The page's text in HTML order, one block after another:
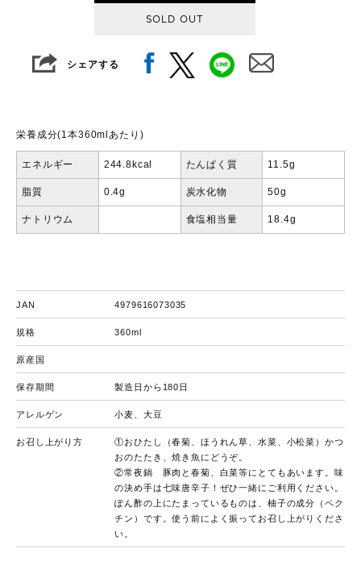
SOLD OUT
シェアする
栄養成分(1本360mlあたり)
エネルギー 244.8kcal たんぱく質 11.5g
脂質 0.4g 炭水化物 50g
ナトリウム 食塩相当量 18.4g
JAN 4979616073035
規格 360ml
原産国
保存期間 製造日から180日
アレルゲン 小麦、大豆
お召し上がり方
①おひたし（春菊、ほうれん草、水菜、小松菜）かつ
おのたたき、焼き魚にどうぞ。
②常夜鍋 豚肉と春菊、白菜等にとてもあいます。味
の決め手は七味唐辛子！ぜひ一緒にご利用ください。
ぽん酢の上にたまっているものは、柚子の成分（ペク
チン）です。使う前によく振ってお召し上がりくださ
い。